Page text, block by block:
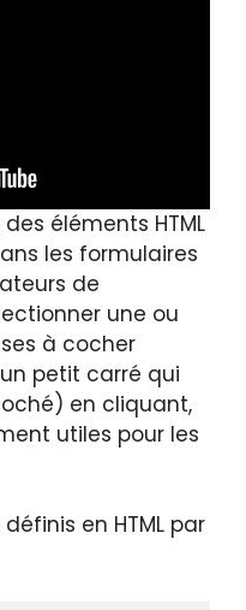
éléments HTML
les formulaires
de
une ou
à cocher
petit carré qui
en cliquant,
utiles pour les
en HTML par